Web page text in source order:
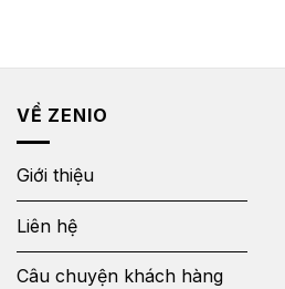
VỀ ZENIO
Giới thiệu
Liên hệ
Câu chuyện khách hàng